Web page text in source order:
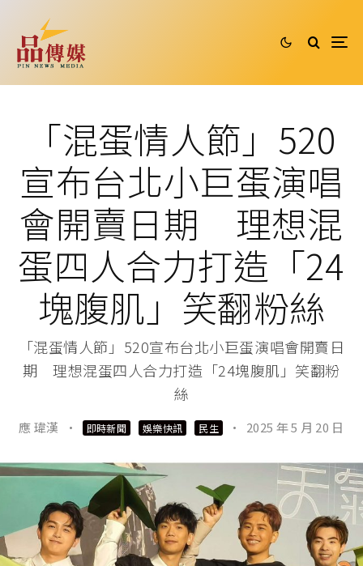
「混蛋情人節」520
宣布台北小巨蛋演唱
會開賣日期 理想混
蛋四人合力打造「24
塊腹肌」笑翻粉絲
「混蛋情人節」520宣布台北小巨蛋演唱會開賣日
期 理想混蛋四人合力打造「24塊腹肌」笑翻粉
絲
應 瑋漢 · 即時新聞 娛樂快訊 民生 · 2025 年 5 月 20 日